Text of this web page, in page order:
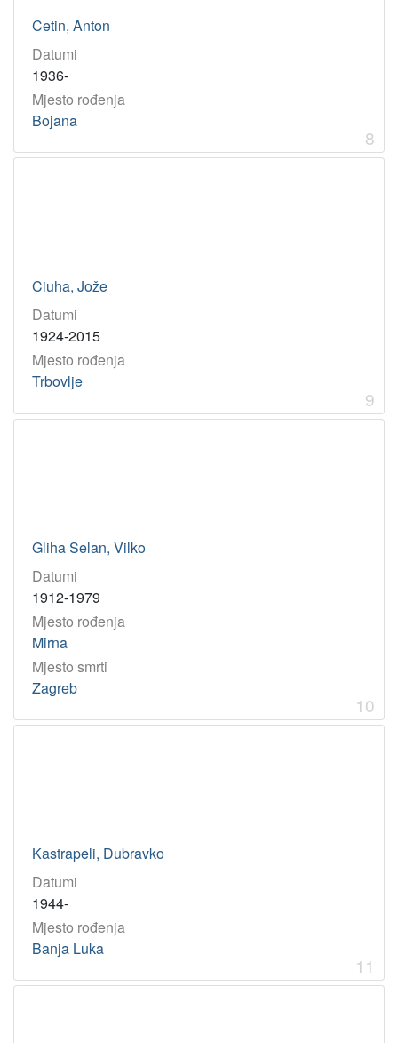
Cetin, Anton
Datumi
1936-
Mjesto rođenja
Bojana
8
Ciuha, Jože
Datumi
1924-2015
Mjesto rođenja
Trbovlje
9
Gliha Selan, Vilko
Datumi
1912-1979
Mjesto rođenja
Mirna
Mjesto smrti
Zagreb
10
Kastrapeli, Dubravko
Datumi
1944-
Mjesto rođenja
Banja Luka
11